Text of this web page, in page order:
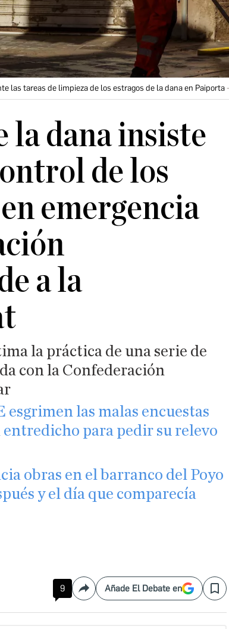
las tareas de limpieza de los estragos de la dana en Paiporta
la dana insiste
de los
emergencia
a la
la práctica de una serie de
con la Confederación
esgrimen las malas encuestas
para pedir su relevo
obras en el barranco del Poyo
y el día que comparecía
9 CompartirAñade El Debate en Save